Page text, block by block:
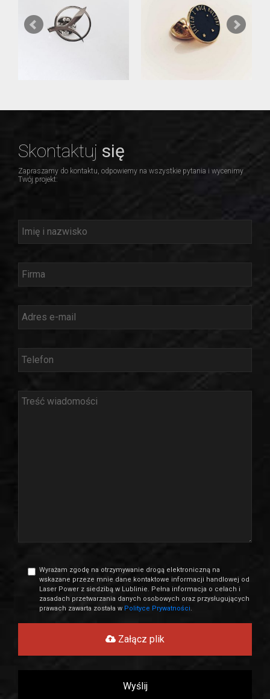
Skontaktuj się
Zapraszamy do kontaktu, odpowiemy na wszystkie pytania i wycenimy
Twój projekt:
Wyrażam zgodę na otrzymywanie drogą elektroniczną na
wskazane przeze mnie dane kontaktowe informacji handlowej od
Laser Power z siedzibą w Lublinie. Pełna informacja o celach i
zasadach przetwarzania danych osobowych oraz przysługujących
prawach zawarta została w Polityce Prywatności.
Załącz plik